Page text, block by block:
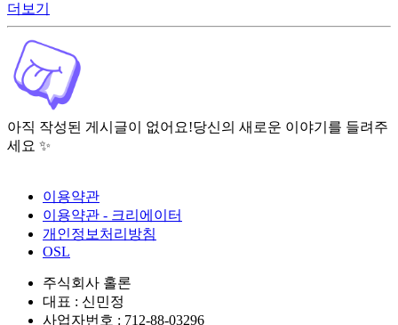
더보기
아직 작성된 게시글이 없어요!당신의 새로운 이야기를 들려주
세요 ✨
이용약관
이용약관 - 크리에이터
개인정보처리방침
OSL
주식회사 홀론
대표 : 신민정
사업자번호 : 712-88-03296